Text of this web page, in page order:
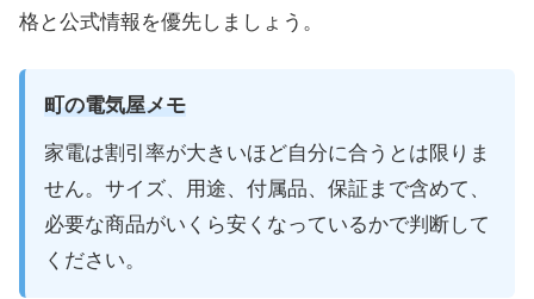
格と公式情報を優先しましょう。
町の電気屋メモ
家電は割引率が大きいほど自分に合うとは限りま
せん。サイズ、用途、付属品、保証まで含めて、
必要な商品がいくら安くなっているかで判断して
ください。